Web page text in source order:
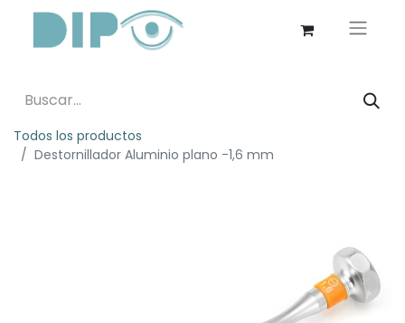
Todos los productos
Destornillador Aluminio plano -1,6 mm